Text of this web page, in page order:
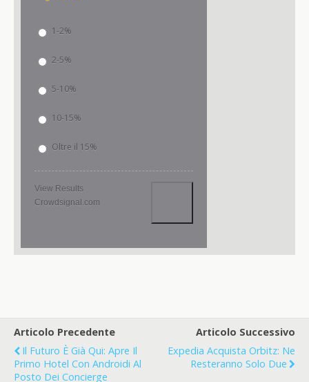
1-2%
2-5%
5-10%
10-15%
Oltre il 15%
View Results
Crowdsignal.com
Articolo Precedente
Il Futuro È Già Qui: Apre Il
Primo Hotel Con Androidi Al
Posto Dei Concierge
Articolo Successivo
Expedia Acquista Orbitz: Ne
Resteranno Solo Due